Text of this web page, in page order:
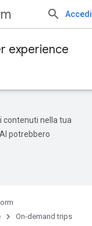
Accedi
experience
contenuti nella tua
potrebbero
On-demand trips